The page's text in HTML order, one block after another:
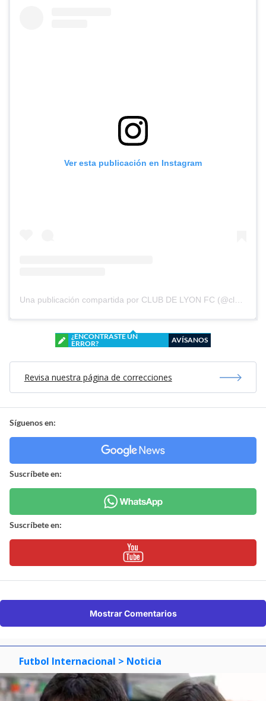
Ver esta publicación en Instagram
Una publicación compartida por CLUB DE LYON FC (@clubdelyonfc)
¿ENCONTRASTE UN
ERROR?
AVÍSANOS
Revisa nuestra página de correcciones
Síguenos en:
Suscríbete en:
Suscríbete en:
Mostrar Comentarios
Futbol Internacional > Noticia